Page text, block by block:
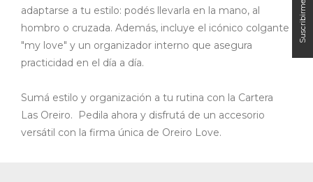
adaptarse a tu estilo: podés llevarla en la mano, al
hombro o cruzada. Además, incluye el icónico colgante
"my love" y un organizador interno que asegura
practicidad en el día a día.
Sumá estilo y organización a tu rutina con la Cartera
Las Oreiro. Pedila ahora y disfrutá de un accesorio
versátil con la firma única de Oreiro Love.